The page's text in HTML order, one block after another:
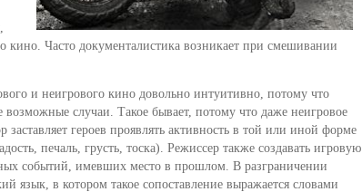
кино. Часто документалистика возникает при смешивании
и неигрового кино довольно интуитивно, потому что
случаи. Такое бывает, потому что даже неигровое
заставляет героев проявлять активность в той или иной форме
печаль, грусть, тоска). Режиссер также создавать игровую
событий, имевших место в прошлом. В разграничении
язык, в котором такое сопоставление выражается словами